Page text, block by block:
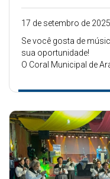
17 de setembro de 2025
Se você gosta de
sua oportunidade!
O Coral Municipal de